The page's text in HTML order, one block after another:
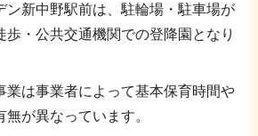
ン新中野駅前は、駐輪場・駐車場が
歩・公共交通機関での登降園となり
業は事業者によって基本保育時間や
無が異なっています。